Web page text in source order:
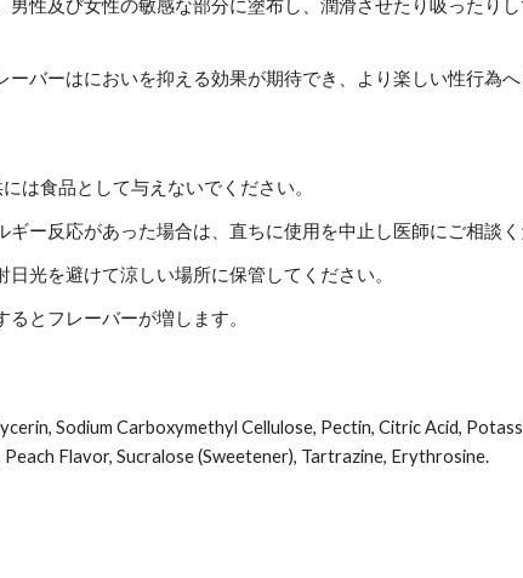
男性及び女性の敏感な部分に塗布し、潤滑させたり吸ったり
ーバーはにおいを抑える効果が期待でき、より楽しい性行為へ
は食品として与えないでください。
ギー反応があった場合は、直ちに使用を中止し医師にご相談く
日光を避けて涼しい場所に保管してください。
るとフレーバーが増します。
Sodium Carboxymethyl Cellulose, Pectin, Citric Acid,
Flavor, Sucralose (Sweetener), Tartrazine, Erythrosine.